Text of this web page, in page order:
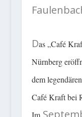
Das „Café
Nürnberg
dem
Café Kraft bei
Im